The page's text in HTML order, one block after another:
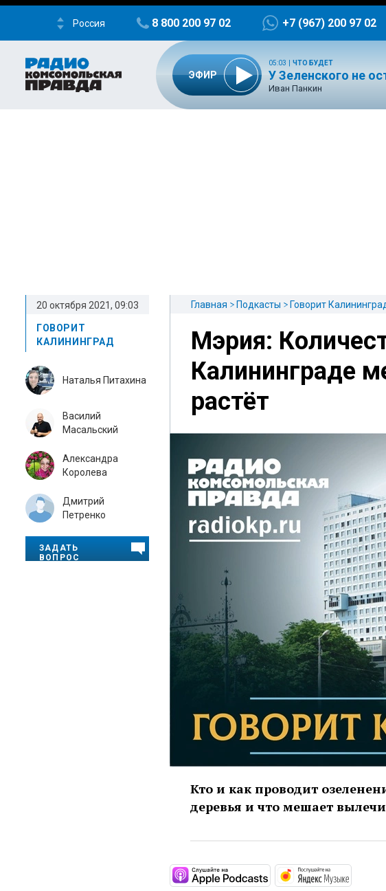
Россия 8 800 200 97 02 +7 (967) 200 97 02
ЭФИР
05:03 ЧТО БУДЕТ
У Зеленского не
Иван Панкин
Главная Подкасты Говорит
Мэрия:
Калининграде
растёт
Кто и как проводит
деревья и что мешает
https://
20 октября 2021, 09:03
ГОВОРИТ
КАЛИНИНГРАД
Наталья Питахина
Василий
Масальский
Александра
Королева
Дмитрий
Петренко
ЗАДАТЬ
ВОПРОС